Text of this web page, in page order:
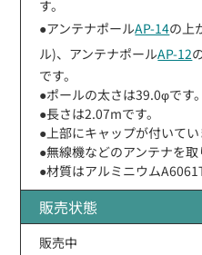
す。
●アンテナポールAP-14の上
ル)、アンテナポールAP-12
です。
●ポールの太さは39.0φです。
●長さは2.07mです。
●上部にキャップが付いてい
●無線機などのアンテナを取
●材質はアルミニウム
販売状態
販売中